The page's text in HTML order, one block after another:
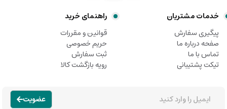
خدمات مشتریان
پیگیری سفارش
صفحه درباره ما
تماس با ما
تیکت پشتیبانی
راهنمای خرید
قوانین و مقررات
حریم خصوصی
ثبت سفارش
رویه بازگشت کالا
عضویت